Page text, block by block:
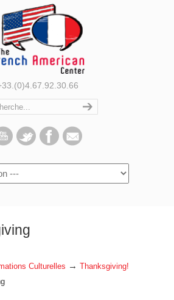
Culturelles → Thanksgiving!